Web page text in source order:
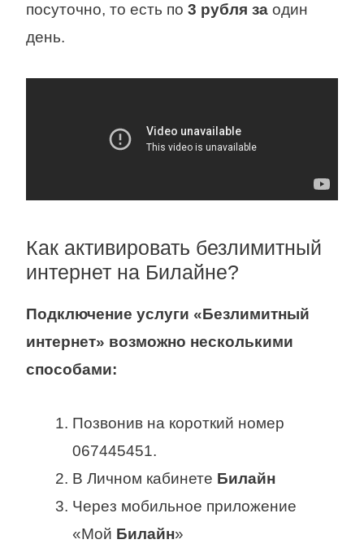
посуточно, то есть по 3 рубля за один
день.
Как активировать безлимитный
интернет на Билайне?
Подключение услуги «Безлимитный
интернет» возможно несколькими
способами:
Позвонив на короткий номер
067445451.
В Личном кабинете Билайн
Через мобильное приложение
«Мой Билайн»